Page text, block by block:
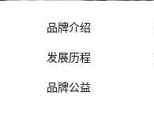
品牌介绍
发展历程
品牌公益